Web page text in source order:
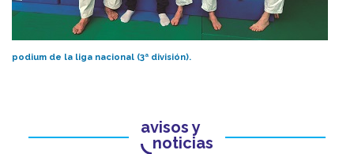
podium de la liga nacional (3ª división).
avisos y
noticias